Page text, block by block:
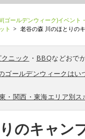
ゴールデンウィーク)イベント
ト
老谷の森 川のほとりの
クニック ・ BBQなどおで
ゴールデンウィークは
・関西・東海エリア別ス
のキャン